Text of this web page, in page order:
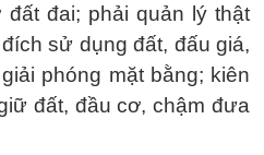
đai; phải quản lý thật
sử dụng đất, đấu giá,
phóng mặt bằng; kiên
đất, đầu cơ, chậm đưa